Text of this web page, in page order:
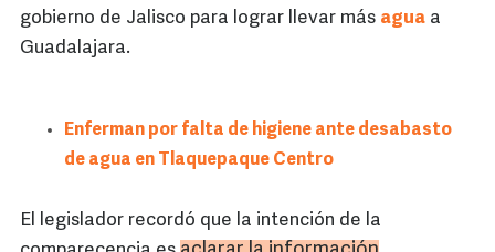
gobierno de Jalisco para lograr llevar más agua a
Guadalajara.
Enferman por falta de higiene ante desabasto
de agua en Tlaquepaque Centro
El legislador recordó que la intención de la